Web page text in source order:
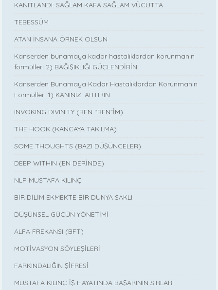
KANITLANDI: SAĞLAM KAFA SAĞLAM VÜCUTTA
TEBESSÜM
ATAN İNSANA ÖRNEK OLSUN
Kanserden bunamaya kadar hastalıklardan korunmanın
formülleri 2) BAĞIŞIKLIĞI GÜÇLENDİRİN
Kanserden Bunamaya Kadar Hastalıklardan Korunmanın
Formülleri 1) KANINIZI ARTIRIN
INVOKING DIVINITY (BEN “BEN”İM)
THE HOOK (KANCAYA TAKILMA)
SOME THOUGHTS (BAZI DÜŞÜNCELER)
DEEP WITHIN (EN DERİNDE)
NLP MUSTAFA KILINÇ
BİR DİLİM EKMEKTE BİR DÜNYA SAKLI
DÜŞÜNSEL GÜCÜN YÖNETİMİ
ALFA FREKANSI (BFT)
MOTİVASYON SÖYLEŞİLERİ
FARKINDALIĞIN ŞİFRESİ
MUSTAFA KILINÇ İŞ HAYATINDA BAŞARININ SIRLARI